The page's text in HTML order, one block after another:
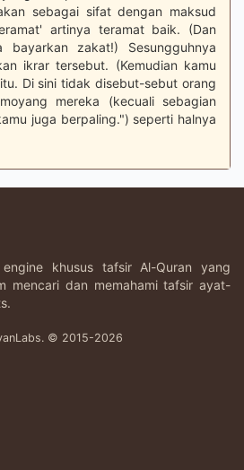
sebagai sifat dengan maksud
artinya teramat baik. (Dan
bayarkan zakat!) Sesungguhnya
ikrar tersebut. (Kemudian kamu
Di sini tidak disebut-sebut orang
mereka (kecuali sebagian
juga berpaling.") seperti halnya
khusus tafsir Al-Quran yang
mencari dan memahami tafsir ayat-
© 2015-2026